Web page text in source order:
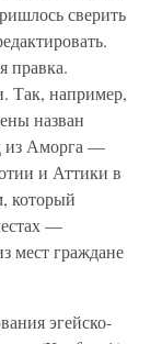
сверить
правка.
Так, например,
назван
из Аморга —
и Аттики в
который
—
мест граждане
эгейско-